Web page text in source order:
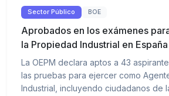
Sector Público BOE
Aprobados en los exámenes
la Propiedad Industrial en España
La OEPM declara aptos a 43
las pruebas para ejercer como
Industrial, incluyendo ciudadanos de